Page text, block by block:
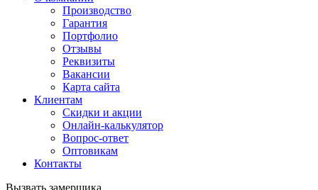
Производство
Гарантия
Портфолио
Отзывы
Реквизиты
Вакансии
Карта сайта
Клиентам
Скидки и акции
Онлайн-калькулятор
Вопрос-ответ
Оптовикам
Контакты
Вызвать замерщика